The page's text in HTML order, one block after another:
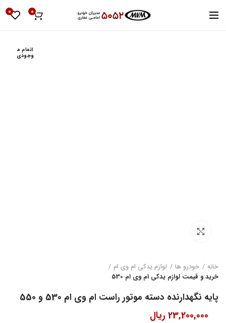
0
0
اتمام م
وجودی
خانه خودرو ها
لوازم یدکی ام وی ام
خرید و قیمت لوازم یدکی ام وی ام 530
پایه نگهدارنده دسته موتور راست ام وی ام 530 و 550
23,200,000 ریال